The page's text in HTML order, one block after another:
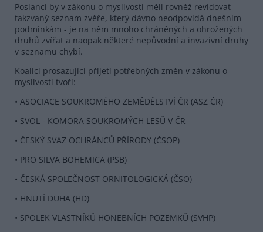
Poslanci by v zákonu o myslivosti měli rovněž revidovat
takzvaný seznam zvěře, který dávno neodpovídá dnešním
podmínkám - je na něm mnoho chráněných a ohrožených
druhů zvířat a naopak některé nepůvodní a invazivní druhy
v seznamu chybí.
Koalici prosazující přijetí potřebných změn v zákonu o
myslivosti tvoří:
• ASOCIACE SOUKROMÉHO ZEMĚDĚLSTVÍ ČR (ASZ ČR)
• SVOL - KOMORA SOUKROMÝCH LESŮ V ČR
• ČESKÝ SVAZ OCHRÁNCŮ PŘÍRODY (ČSOP)
• PRO SILVA BOHEMICA (PSB)
• ČESKÁ SPOLEČNOST ORNITOLOGICKÁ (ČSO)
• HNUTÍ DUHA (HD)
• SPOLEK VLASTNÍKŮ HONEBNÍCH POZEMKŮ (SVHP)